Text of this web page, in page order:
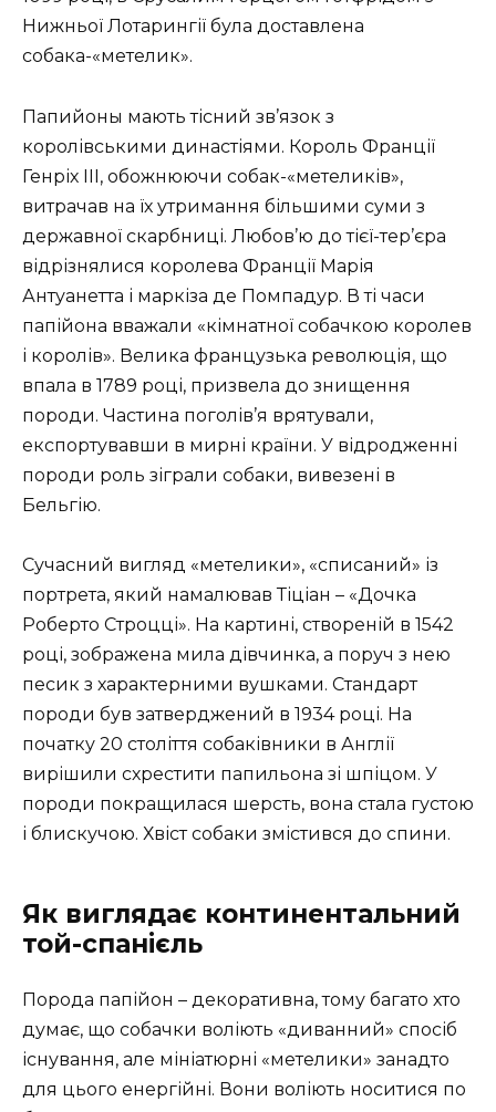
Нижньої Лотарингії була доставлена
собака-«метелик».
Папийоны мають тісний зв’язок з
королівськими династіями. Король Франції
Генріх III, обожнюючи собак-«метеликів»,
витрачав на їх утримання більшими суми з
державної скарбниці. Любов’ю до тієї-тер’єра
відрізнялися королева Франції Марія
Антуанетта і маркіза де Помпадур. В ті часи
папійона вважали «кімнатної собачкою королев
і королів». Велика французька революція, що
впала в 1789 році, призвела до знищення
породи. Частина поголів’я врятували,
експортувавши в мирні країни. У відродженні
породи роль зіграли собаки, вивезені в
Бельгію.
Сучасний вигляд «метелики», «списаний» із
портрета, який намалював Тіціан – «Дочка
Роберто Строцці». На картині, створеній в 1542
році, зображена мила дівчинка, а поруч з нею
песик з характерними вушками. Стандарт
породи був затверджений в 1934 році. На
початку 20 століття собаківники в Англії
вирішили схрестити папильона зі шпіцом. У
породи покращилася шерсть, вона стала густою
і блискучою. Хвіст собаки змістився до спини.
Як виглядає континентальний
той-спанієль
Порода папійон – декоративна, тому багато хто
думає, що собачки воліють «диванний» спосіб
існування, але мініатюрні «метелики» занадто
для цього енергійні. Вони воліють носитися по